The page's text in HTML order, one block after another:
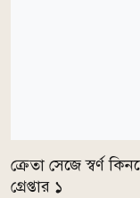
ক্রেতা সেজে স্বর্ণ
গ্রেপ্তার ১